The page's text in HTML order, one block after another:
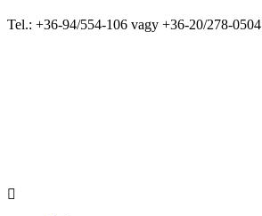
Tel.: +36-94/554-106 vagy +36-20/278-0504